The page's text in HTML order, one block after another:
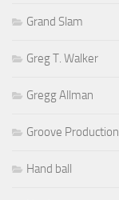
Grand Slam
Greg T. Walker
Gregg Allman
Groove Production
Hand ball